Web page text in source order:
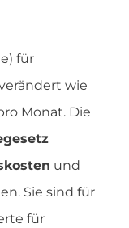
für
wie
Monat. Die
und
Sie sind für
für